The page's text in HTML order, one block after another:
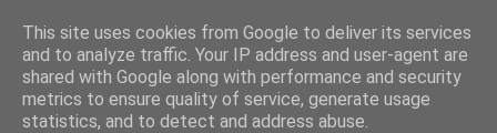
This site uses cookies from Google to deliver its services
and to analyze traffic. Your IP address and user-agent are
shared with Google along with performance and security
metrics to ensure quality of service, generate usage
statistics, and to detect and address abuse.